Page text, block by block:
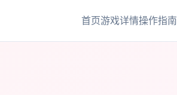
首页游戏详情操作指南